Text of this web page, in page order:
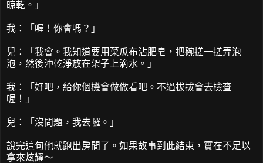
晾乾。」
我：「喔！你會嗎？」
兒：「我會。我知道要用菜瓜布沾肥皂，把碗搓一搓弄泡
泡，然後沖乾淨放在架子上滴水。」
我：「好吧，給你個機會做做看吧。不過拔拔會去檢查
喔！」
兒：「沒問題，我去囉。」
說完這句他就跑出房間了。如果故事到此結束，實在不足以
拿來炫耀～